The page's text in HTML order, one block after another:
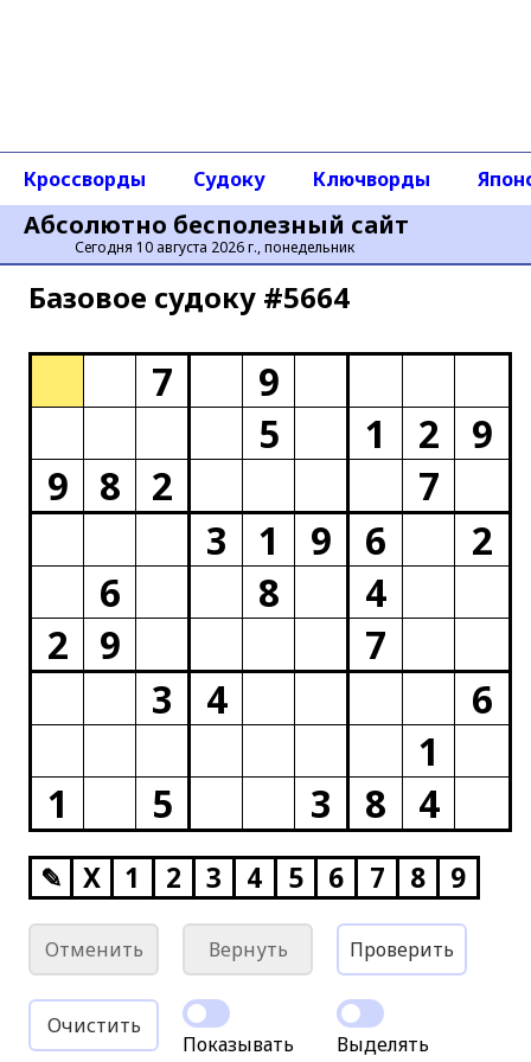
Абсолютно бесполезный сайт
Сегодня 10 августа 2026 г., понедельник
Кроссворды Судоку Ключворды
Базовое cудоку #5664
7
9
5
1 2
9
9
8 2
7
3
1 9 6
2
6
8
4
2
9
7
3
4
6
1
1
5 3 8 4
✎ X 1 2 3 4 5 6 7 8 9
Отменить Вернуть Проверить
Очистить
Показывать
Выделять